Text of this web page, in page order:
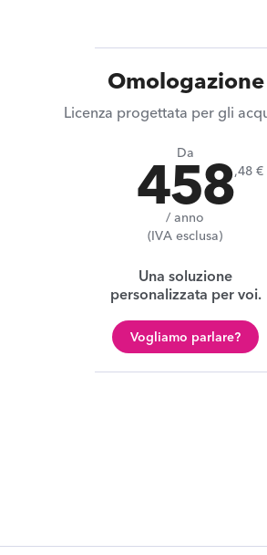
Omologazione
Licenza progettata per gli
Da
458,48 €
/ anno
(IVA esclusa)
Una soluzione
personalizzata per voi.
Vogliamo parlare?